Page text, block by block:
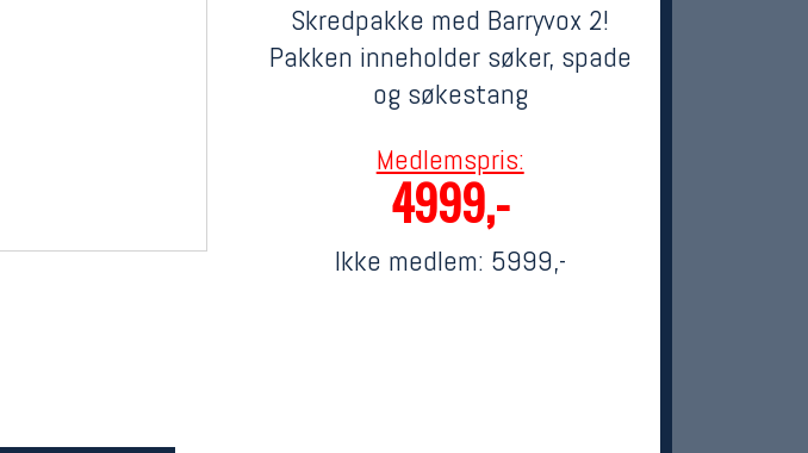
Skredpakke med Barryvox 2!
Pakken inneholder søker, spade
og søkestang
Medlemspris:
4999,-
Ikke medlem: 5999,-